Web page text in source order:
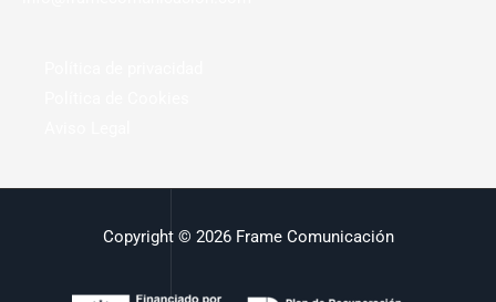
Copyright © 2026 Frame Comunicación